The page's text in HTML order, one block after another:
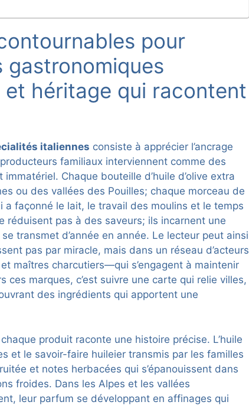
pour
héritage qui racontent
italiennes consiste à apprécier l’ancrage
familiaux interviennent comme des
Chaque bouteille d’huile d’olive extra
ou des vallées des Pouilles; chaque morceau de
a façonné le lait, le travail des moulins et le temps
réduisent pas à des saveurs; ils incarnent une
transmet d’année en année. Le lecteur peut ainsi
pas par miracle, mais dans un réseau d’acteurs
maîtres charcutiers—qui s’engagent à maintenir
ces marques, c’est suivre une carte qui relie villes,
des ingrédients qui apportent une
produit raconte une histoire précise. L’huile
et le savoir-faire huileier transmis par les familles
et notes herbacées qui s’épanouissent dans
froides. Dans les Alpes et les vallées
leur parfum se développant en affinages qui